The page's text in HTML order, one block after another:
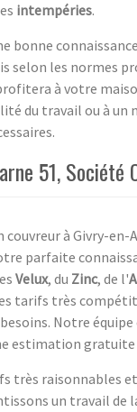
intempéries.
bonne
selon les normes
à votre
du travail ou à un
51, Société
à Givry-en-
parfaite
Velux, du Zinc, de l'
tarifs très
Notre
estimation gratuite
raisonnables et
un travail